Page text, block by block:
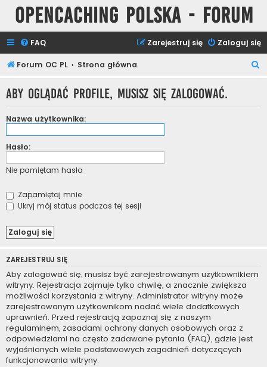
Opencaching Polska - Forum
FAQ Zaloguj się
Zarejestruj się
Forum OC PL Strona główna
k
Aby oglądać profile, musisz się zalogować.
Nazwa użytkownika:
Hasło:
Nie pamiętam hasła
Zapamiętaj mnie
Ukryj mój status podczas tej sesji
ZAREJESTRUJ SIĘ
Aby zalogować się, musisz być zarejestrowanym użytkownikiem
witryny. Rejestracja zajmuje tylko chwilę, a znacznie zwiększa
możliwości korzystania z witryny. Administrator witryny może
zarejestrowanym użytkownikom nadać wiele dodatkowych
uprawnień. Przed rejestracją zapoznaj się z naszym
regulaminem, zasadami ochrony danych osobowych oraz z
odpowiedziami na często zadawane pytania (FAQ), gdzie jest
wyjaśnionych wiele podstawowych zagadnień dotyczących
funkcjonowania witryny.